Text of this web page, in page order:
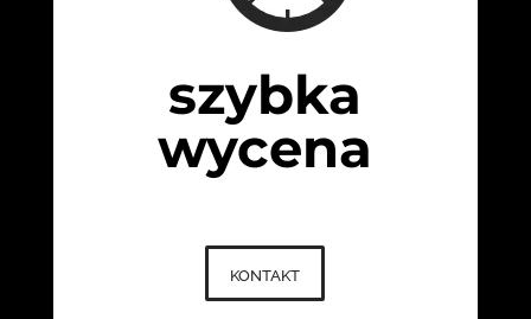
szybka
wycena
kontakt